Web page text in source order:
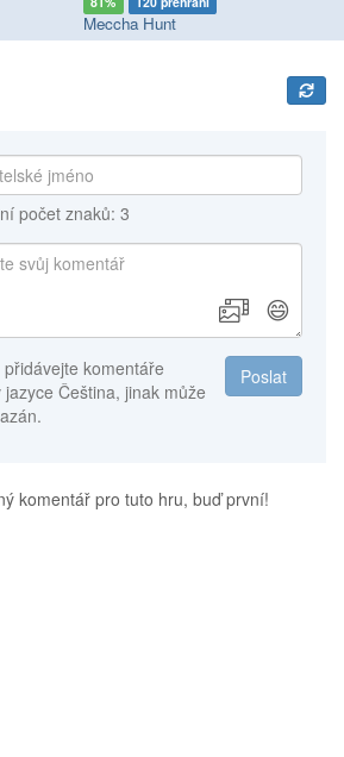
Meccha Chameleon
počet znaků: 3
😄
Poslat
komentáře
jazyce Čeština, jinak může
komentář pro tuto hru, buď první!